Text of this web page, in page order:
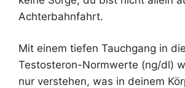
Achterbahnfahrt.
Mit einem tiefen Tauchgang in
Testosteron-Normwerte (ng/dl)
nur verstehen, was in deinem